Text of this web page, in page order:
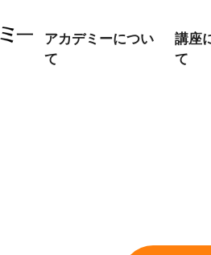
アカデミーについ
て
講座
て